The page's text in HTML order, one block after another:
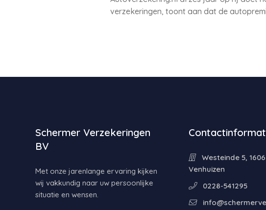
verzekeringen, toont aan dat de
Schermer Verzekeringen
BV
Met onze jarenlange ervaring kijken
wij vakkundig naar uw persoonlijke
situatie en wensen.
Westeinde 5,
Venhuizen
0228-541295